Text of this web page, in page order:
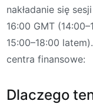
nakładanie się
16:00 GMT
15:00–18:00
centra finansowe:
Dlaczego